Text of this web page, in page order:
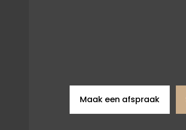
Maak een afspraak